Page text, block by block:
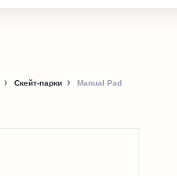
Скейт-парки Manual Pad